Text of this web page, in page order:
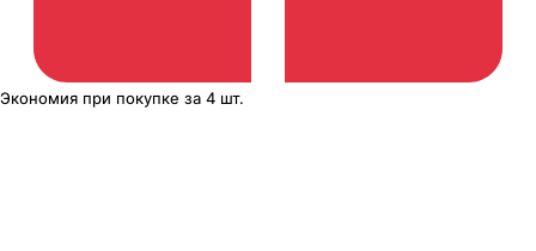
Экономия при покупке за 4 шт.